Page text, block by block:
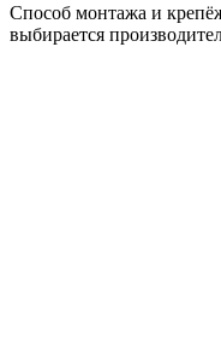
Способ монтажа и
выбирается